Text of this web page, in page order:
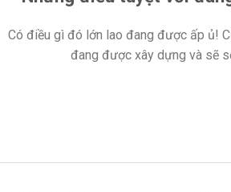
Có điều gì đó lớn lao đang được ấp ủ!
đang được xây dựng và sẽ